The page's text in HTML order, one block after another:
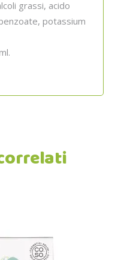
grassi, acido
potassium